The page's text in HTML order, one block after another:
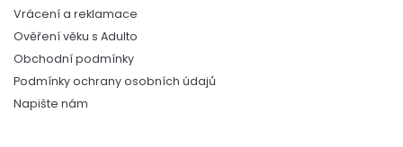
Vrácení a reklamace
Ověření věku s Adulto
Obchodní podmínky
Podmínky ochrany osobních údajů
Napište nám